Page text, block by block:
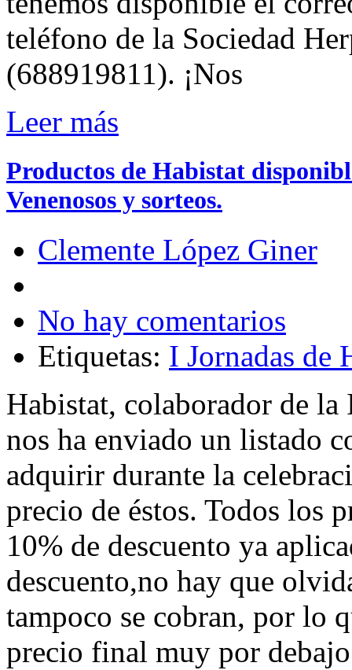
teléfono de la Sociedad
(688919811). ¡Nos
Leer más
Productos de Habistat
Venenosos y sorteos.
Clemente López Giner
No hay comentarios
Etiquetas: I Jornadas de
Habistat, colaborador de la
nos ha enviado un listado
adquirir durante la
precio de éstos. Todos los
10% de descuento ya
descuento,no hay que
tampoco se cobran, por lo
precio final muy por